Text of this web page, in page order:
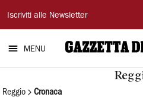
Gazzetta
di
Reggio
Iscriviti alle Newsletter
MENU
Reggio Cronaca